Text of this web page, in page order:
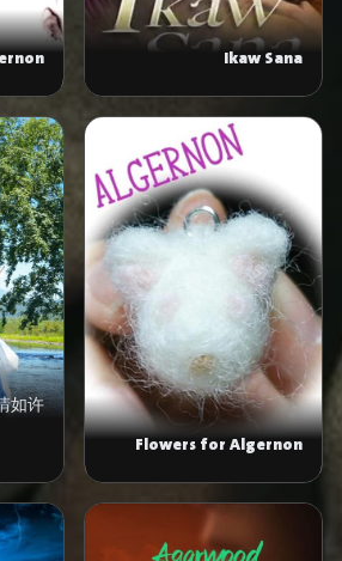
Ikaw Sana
Flowers for Algernon
如许